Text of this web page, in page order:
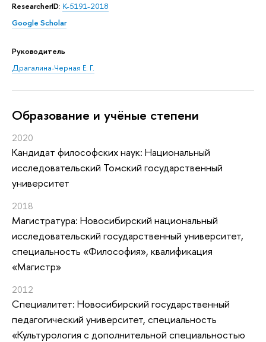
ResearcherID: K-5191-2018
Google Scholar
Руководитель
Драгалина-Черная Е. Г.
Oбразование и учёные степени
2020
Кандидат философских наук: Национальный
исследовательский Томский государственный
университет
2018
Магистратура: Новосибирский национальный
исследовательский государственный университет,
специальность «Философия», квалификация
«Магистр»
2012
Специалитет: Новосибирский государственный
педагогический университет, специальность
«Культурология с дополнительной специальностью